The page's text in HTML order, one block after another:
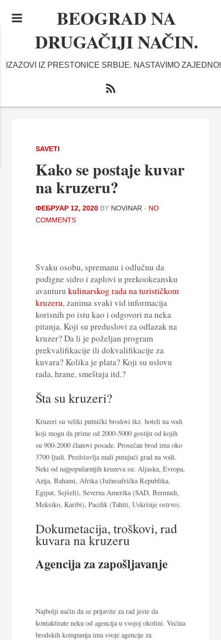
BEOGRAD NA
DRUGAČIJI NAČIN.
IZAZOVI IZ PRESTONICE SRBIJE. NASTAVIMO ZAJEDNO!
SAVETI
Kako se postaje kuvar
na kruzeru?
ФЕБРУАР 12, 2020 BY NOVINAR - NO
COMMENTS
Svaku osobu, spremanu i odlučnu da
podigne sidro i zaplovi u prekookeansku
avanturu kulinarskog rada na turističkom
kruzeru, zanima svaki vid informacija
korisnih po istu kao i odgovori na neka
pitanja. Koji su preduslovi za odlazak na
kruzer? Da li je poželjan program
prekvalifikacije ili dokvalifikacije za
kuvara? Kolika je plata? Koji su uslovu
rada, hrane, smeštaja itd.?
Šta su kruzeri?
Kruzeri su veliki putnički brodovi tkz. hoteli na vodi
koji mogu da prime od 2000-5000 gostiju od kojih
su 900-2000 članovi posade. Prosečan brod ima oko
3700 ljudi. Predstavlja mali putujući grad na vodi.
Neki od najpopularnijih kruzeva su: Aljaska, Evropa,
Azija, Bahami, Afrika (Južnoafrička Republika,
Egipat, Sejšeli), Severna Amerika (SAD, Bermudi,
Meksiko, Karibi), Pacifik (Tahiti, Uskršnje ostrvo).
Dokumetacija, troškovi, rad
kuvara na kruzeru
Agencija za zapošljavanje
Najbolji način da se prijavite za rad jeste da
kontaktirate neku od agencija u svojoj okolini. Većina
brodskih kompanija ima svoje agencije za